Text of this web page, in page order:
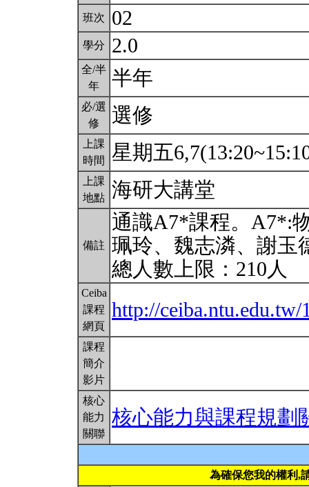
班次 02
學分 2.0
全/半
年
半年
必/選
修
選修
上課
時間
星期五
上課
地點 海研大講堂
備註
通識A7*課程。A7*:
珮玲、魏志潾、謝玉
總人數上限：210人
Ceiba
課程
網頁
http://ceiba.ntu.edu.tw/
課程
簡介
影片
核心
能力
關聯
核心能力與課程規劃
為確保您我的權利,